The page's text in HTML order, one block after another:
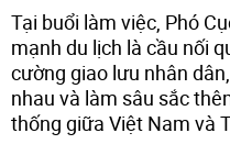
Tại buổi làm việc, Phó
mạnh du lịch là cầu nối
cường giao lưu nhân
nhau và làm sâu sắc
thống giữa Việt Nam và